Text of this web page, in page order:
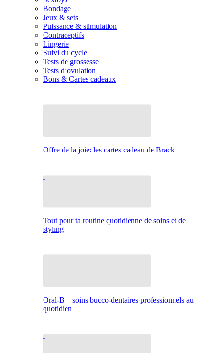
Bondage
Jeux & sets
Puissance & stimulation
Contraceptifs
Lingerie
Suivi du cycle
Tests de grossesse
Tests d’ovulation
Bons & Cartes cadeaux
Offre de la joie: les cartes cadeau de Brack
Tout pour ta routine quotidienne de soins et de
styling
Oral-B – soins bucco-dentaires professionnels au
quotidien